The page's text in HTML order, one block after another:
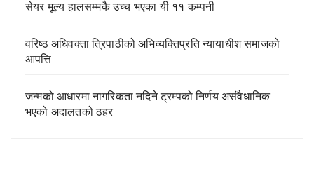
सेयर मूल्य हालसम्मकै उच्च भएका यी ११ कम्पनी
वरिष्ठ अधिवक्ता त्रिपाठीको अभिव्यक्तिप्रति न्यायाधीश समाजको
आपत्ति
जन्मको आधारमा नागरिकता नदिने ट्रम्पको निर्णय असंवैधानिक
भएको अदालतको ठहर